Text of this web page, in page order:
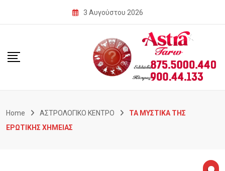
3 Αυγούστου 2026
Home ΑΣΤΡΟΛΟΓΙΚΟ ΚΕΝΤΡΟ
ΤΑ ΜΥΣΤΙΚΑ ΤΗΣ
ΕΡΩΤΙΚΗΣ ΧΗΜΕΙΑΣ